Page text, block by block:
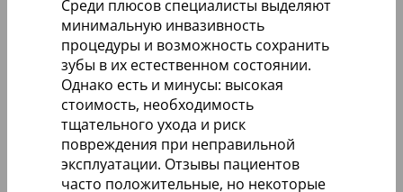
Виниры / Люминиры / Ультраниры – в чем
разница? Разберемся РАЗ и НАВСЕГДА
Люминиры на зубы становятся все
более популярными среди пациентов,
стремящихся улучшить эстетику своей
улыбки. Эксперты отмечают, что это
тонкие керамические накладки,
которые устанавливаются на
переднюю поверхность зубов,